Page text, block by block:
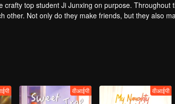
top student Ji Junxing on purpose. Throughout
other. Not only do they make friends, but they also
वीआईपी वीआईपी